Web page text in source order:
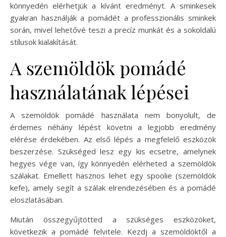
könnyedén elérhetjük a kívánt eredményt. A sminkesek
gyakran használják a pomádét a professzionális sminkek
során, mivel lehetővé teszi a precíz munkát és a sokoldalú
stílusok kialakítását.
A szemöldök pomádé
használatának lépései
A szemöldök pomádé használata nem bonyolult, de
érdemes néhány lépést követni a legjobb eredmény
elérése érdekében. Az első lépés a megfelelő eszközök
beszerzése. Szükséged lesz egy kis ecsetre, amelynek
hegyes vége van, így könnyedén elérheted a szemöldök
szálakat. Emellett hasznos lehet egy spoolie (szemöldök
kefe), amely segít a szálak elrendezésében és a pomádé
eloszlatásában.
Miután összegyűjtötted a szükséges eszközöket,
következik a pomádé felvitele. Kezdj a szemöldöktől a